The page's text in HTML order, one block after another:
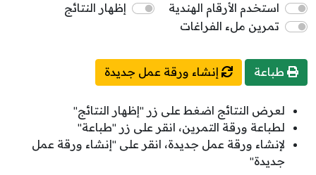
استخدم الأرقام الهندية
إظهار النتائج
تمرين ملء الفراغات
طباعة إنشاء ورقة عمل جديدة
لعرض النتائج اضغط على زر "إظهار النتائج"
لطباعة ورقة التمرين، انقر على زر "طباعة"
لإنشاء ورقة عمل جديدة، انقر على "إنشاء ورقة عمل
جديدة"